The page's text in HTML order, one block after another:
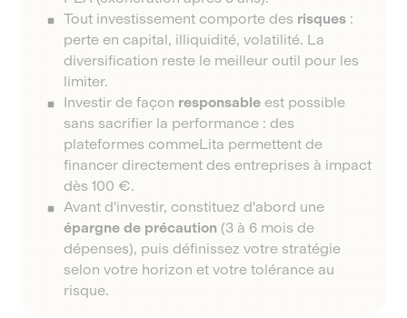
Tout investissement comporte des risques :
perte en capital, illiquidité, volatilité. La
diversification reste le meilleur outil pour les
limiter.
Investir de façon responsable est possible
sans sacrifier la performance : des
plateformes commeLita permettent de
financer directement des entreprises à impact
dès 100 €.
Avant d'investir, constituez d'abord une
épargne de précaution (3 à 6 mois de
dépenses), puis définissez votre stratégie
selon votre horizon et votre tolérance au
risque.